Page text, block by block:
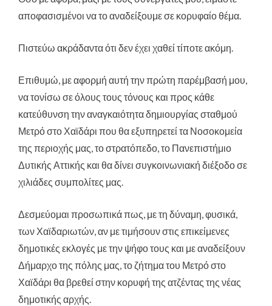
αποφασισμένοι να το αναδείξουμε σε κορυφαίο θέμα.
Πιστεύω ακράδαντα ότι δεν έχει χαθεί τίποτε ακόμη.
Επιθυμώ, με αφορμή αυτή την πρώτη παρέμβασή μου,
να τονίσω σε όλους τους τόνους και προς κάθε
κατεύθυνση την αναγκαιότητα δημιουργίας σταθμού
Μετρό στο Χαϊδάρι που θα εξυπηρετεί τα Νοσοκομεία
της περιοχής μας, το στρατόπεδο, το Πανεπιστήμιο
Δυτικής Αττικής και θα δίνει συγκοινωνιακή διέξοδο σε
χιλιάδες συμπολίτες μας.
Δεσμεύομαι προσωπικά πως, με τη δύναμη, φυσικά,
των Χαϊδαριωτών, αν με τιμήσουν στις επικείμενες
δημοτικές εκλογές με την ψήφο τους και με αναδείξουν
Δήμαρχο της πόλης μας, το ζήτημα του Μετρό στο
Χαϊδάρι θα βρεθεί στην κορυφή της ατζέντας της νέας
δημοτικής αρχής.